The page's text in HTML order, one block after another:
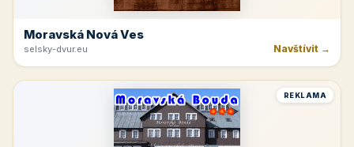
Moravská Nová Ves
selsky-dvur.eu Navštívit →
REKLAMA